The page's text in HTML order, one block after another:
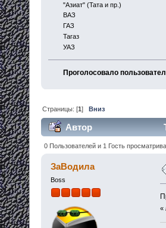
"Азиат" (Тата и пр.)
ВАЗ
ГАЗ
Тагаз
УАЗ
Проголосовало
Страницы: [1]Вниз
Автор
0 Пользователей и 1 Гость
ЗаВодила
Boss
«